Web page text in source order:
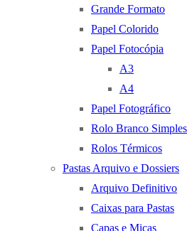
Grande Formato
Papel Colorido
Papel Fotocópia
A3
A4
Papel Fotográfico
Rolo Branco Simples
Rolos Térmicos
Pastas Arquivo e Dossiers
Arquivo Definitivo
Caixas para Pastas
Capas e Micas